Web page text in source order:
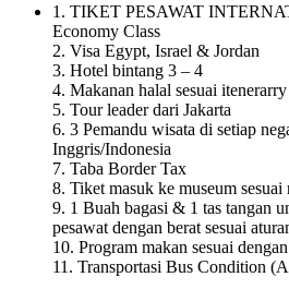
1. TIKET PESAWAT
Economy Class
2. Visa Egypt, Israel & Jordan
3. Hotel bintang 3 – 4
4. Makanan halal sesuai itenerarry
5. Tour leader dari Jakarta
6. 3 Pemandu wisata di setiap
Inggris/Indonesia
7. Taba Border Tax
8. Tiket masuk ke museum sesuai
9. 1 Buah bagasi & 1 tas tangan
pesawat dengan berat sesuai
10. Program makan sesuai
11. Transportasi Bus Condition